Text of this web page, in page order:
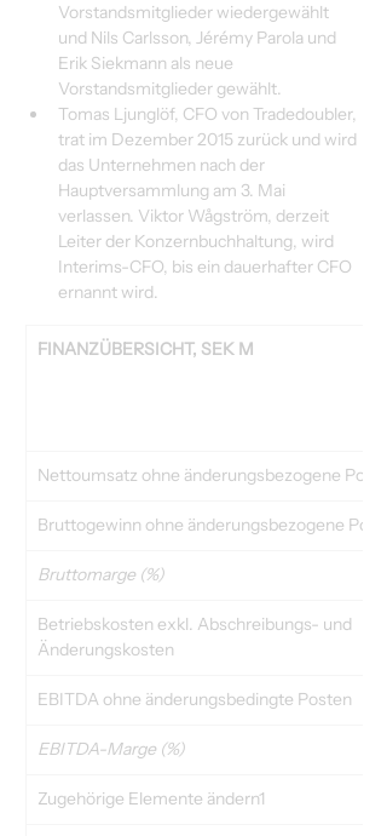
Vorstandsmitglieder wiedergewählt
und Nils Carlsson, Jérémy Parola und
Erik Siekmann als neue
Vorstandsmitglieder gewählt.
Tomas Ljunglöf, CFO von Tradedoubler,
trat im Dezember 2015 zurück und wird
das Unternehmen nach der
Hauptversammlung am 3. Mai
verlassen. Viktor Wågström, derzeit
Leiter der Konzernbuchhaltung, wird
Interims-CFO, bis ein dauerhafter CFO
ernannt wird.
FINANZÜBERSICHT, SEK M
Nettoumsatz ohne änderungsbezogene Posten
Bruttogewinn ohne änderungsbezogene
Bruttomarge (%)
Betriebskosten exkl. Abschreibungs- und
Änderungskosten
EBITDA ohne änderungsbedingte Posten
EBITDA-Marge (%)
Zugehörige Elemente ändern1